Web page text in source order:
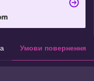
Умови повернення